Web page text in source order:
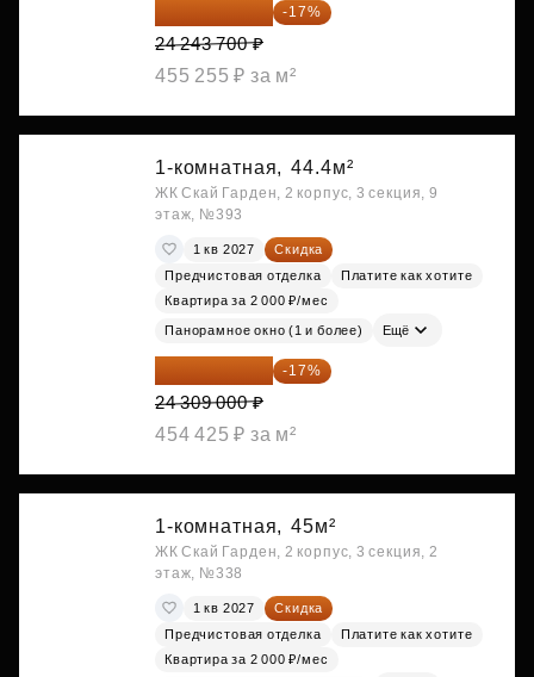
20 122 271 ₽ -17%
24 243 700 ₽
455 255 ₽ за м²
1-комнатная, 44.4м²
ЖК Скай Гарден, 2 корпус, 3 секция, 9
этаж, №393
1 кв 2027
Скидка
Предчистовая отделка
Платите как хотите
Квартира за 2 000 ₽/мес
Панорамное окно (1 и более) Ещё
20 176 470 ₽ -17%
24 309 000 ₽
454 425 ₽ за м²
1-комнатная, 45м²
ЖК Скай Гарден, 2 корпус, 3 секция, 2
этаж, №338
1 кв 2027
Скидка
Предчистовая отделка
Платите как хотите
Квартира за 2 000 ₽/мес